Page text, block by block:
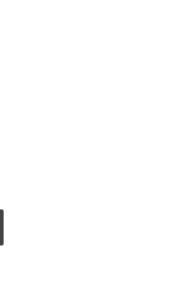
Print